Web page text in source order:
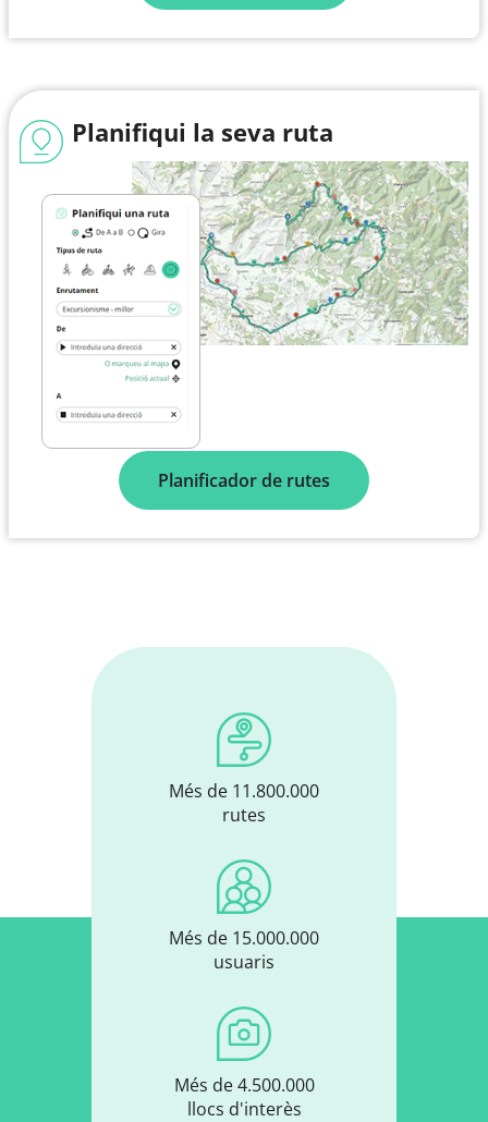
Planifiqui la seva ruta
Planificador de rutes
Més de 11.800.000
rutes
Més de 15.000.000
usuaris
Més de 4.500.000
llocs d'interès